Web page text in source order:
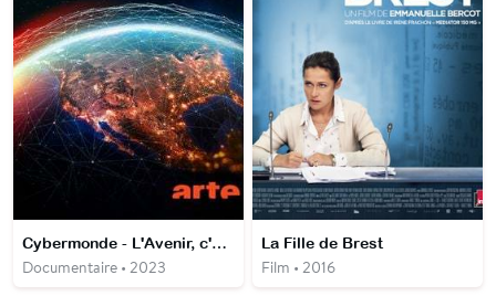
Cybermonde - L'Avenir, c'est maintenant
Documentaire • 2023
La Fille de Brest
Film • 2016